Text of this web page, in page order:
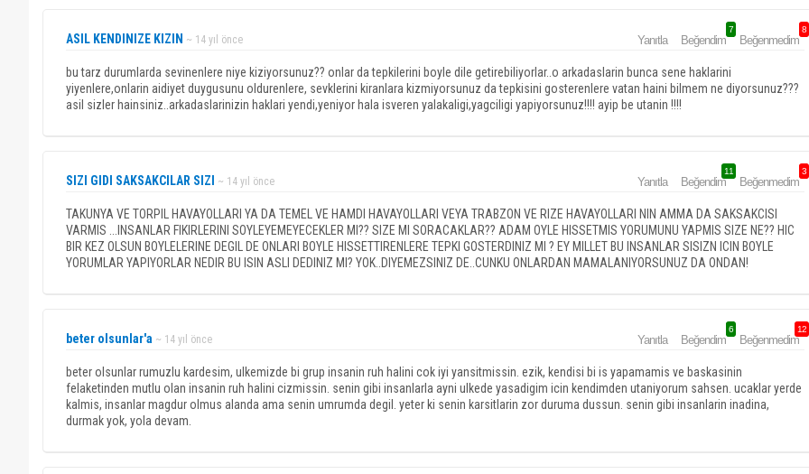
ASIL KENDINIZE KIZIN ~ 14 yıl önce Yanıtla Beğendim
7
Beğenmedim
8
bu tarz durumlarda sevinenlere niye kiziyorsunuz?? onlar da tepkilerini boyle dile getirebiliyorlar..o arkadaslarin bunca sene haklarini
yiyenlere,onlarin aidiyet duygusunu oldurenlere, sevklerini kiranlara kizmiyorsunuz da tepkisini gosterenlere vatan haini bilmem ne diyorsunuz???
asil sizler hainsiniz..arkadaslarinizin haklari yendi,yeniyor hala isveren yalakaligi,yagciligi yapiyorsunuz!!!! ayip be utanin !!!!
SIZI GIDI SAKSAKCILAR SIZI ~ 14 yıl önce Yanıtla Beğendim
11
Beğenmedim
3
TAKUNYA VE TORPIL HAVAYOLLARI YA DA TEMEL VE HAMDI HAVAYOLLARI VEYA TRABZON VE RIZE HAVAYOLLARI NIN AMMA DA SAKSAKCISI
VARMIS ...INSANLAR FIKIRLERINI SOYLEYEMEYECEKLER MI?? SIZE MI SORACAKLAR?? ADAM OYLE HISSETMIS YORUMUNU YAPMIS SIZE NE?? HIC
BIR KEZ OLSUN BOYLELERINE DEGIL DE ONLARI BOYLE HISSETTIRENLERE TEPKI GOSTERDINIZ MI ? EY MILLET BU INSANLAR SISIZN ICIN BOYLE
YORUMLAR YAPIYORLAR NEDIR BU ISIN ASLI DEDINIZ MI? YOK..DIYEMEZSINIZ DE..CUNKU ONLARDAN MAMALANIYORSUNUZ DA ONDAN!
beter olsunlar'a ~ 14 yıl önce Yanıtla Beğendim
6
Beğenmedim
12
beter olsunlar rumuzlu kardesim, ulkemizde bi grup insanin ruh halini cok iyi yansitmissin. ezik, kendisi bi is yapamamis ve baskasinin
felaketinden mutlu olan insanin ruh halini cizmissin. senin gibi insanlarla ayni ulkede yasadigim icin kendimden utaniyorum sahsen. ucaklar yerde
kalmis, insanlar magdur olmus alanda ama senin umrumda degil. yeter ki senin karsitlarin zor duruma dussun. senin gibi insanlarin inadina,
durmak yok, yola devam.